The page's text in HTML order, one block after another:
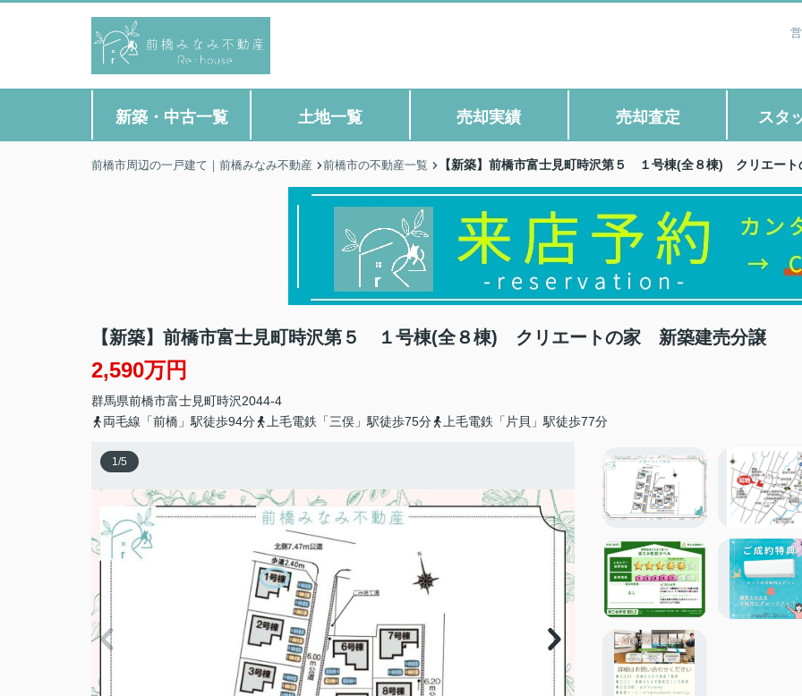
新築・中古一覧 土地一覧 売却実績 売却査定 スタ
前橋市周辺の一戸建て｜前橋みなみ不動産 前橋市の不動産一覧 【新築】前橋市富士見町時沢第５ １号棟(全８棟) クリエー
【新築】前橋市富士見町時沢第５ １号棟(全８棟) クリエートの家 新築建売分譲
2,590万円
群馬県前橋市富士見町時沢2044-4
両毛線「前橋」駅徒歩94分
上毛電鉄「三俣」駅徒歩75分 上毛電鉄「片貝」駅徒歩77分
1/5